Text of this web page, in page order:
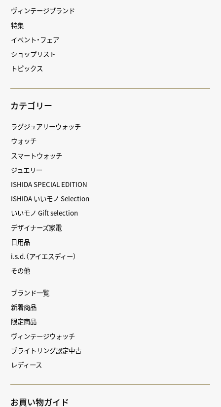
ヴィンテージブランド
特集
イベント・フェア
ショップリスト
トピックス
カテゴリー
ラグジュアリーウォッチ
ウォッチ
スマートウォッチ
ジュエリー
ISHIDA SPECIAL EDITION
ISHIDA いいモノ Selection
いいモノ Gift selection
デザイナーズ家電
日用品
i.s.d.（アイエスディー）
その他
ブランド一覧
新着商品
限定商品
ヴィンテージウォッチ
ブライトリング認定中古
レディース
お買い物ガイド